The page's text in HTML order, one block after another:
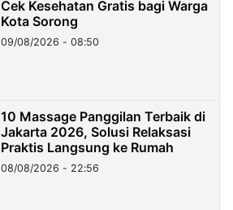
Cek Kesehatan Gratis bagi Warga
Kota Sorong
09/08/2026 - 08:50
10 Massage Panggilan Terbaik di
Jakarta 2026, Solusi Relaksasi
Praktis Langsung ke Rumah
08/08/2026 - 22:56